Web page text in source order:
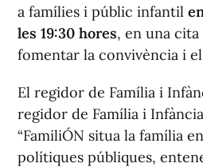
a famílies i públic infantil
les 19:30 hores, en una cita
fomentar la convivència i
El regidor de Família i
regidor de Família i
“FamiliÓN situa la família
polítiques públiques,